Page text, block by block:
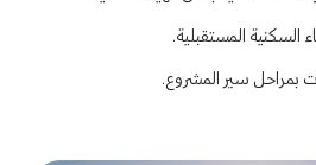
السكنية المستقبلية.
بمراحل سير المشروع.